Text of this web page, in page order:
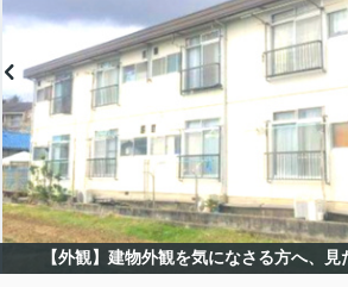
【外観】建物外観を気になさる方へ、